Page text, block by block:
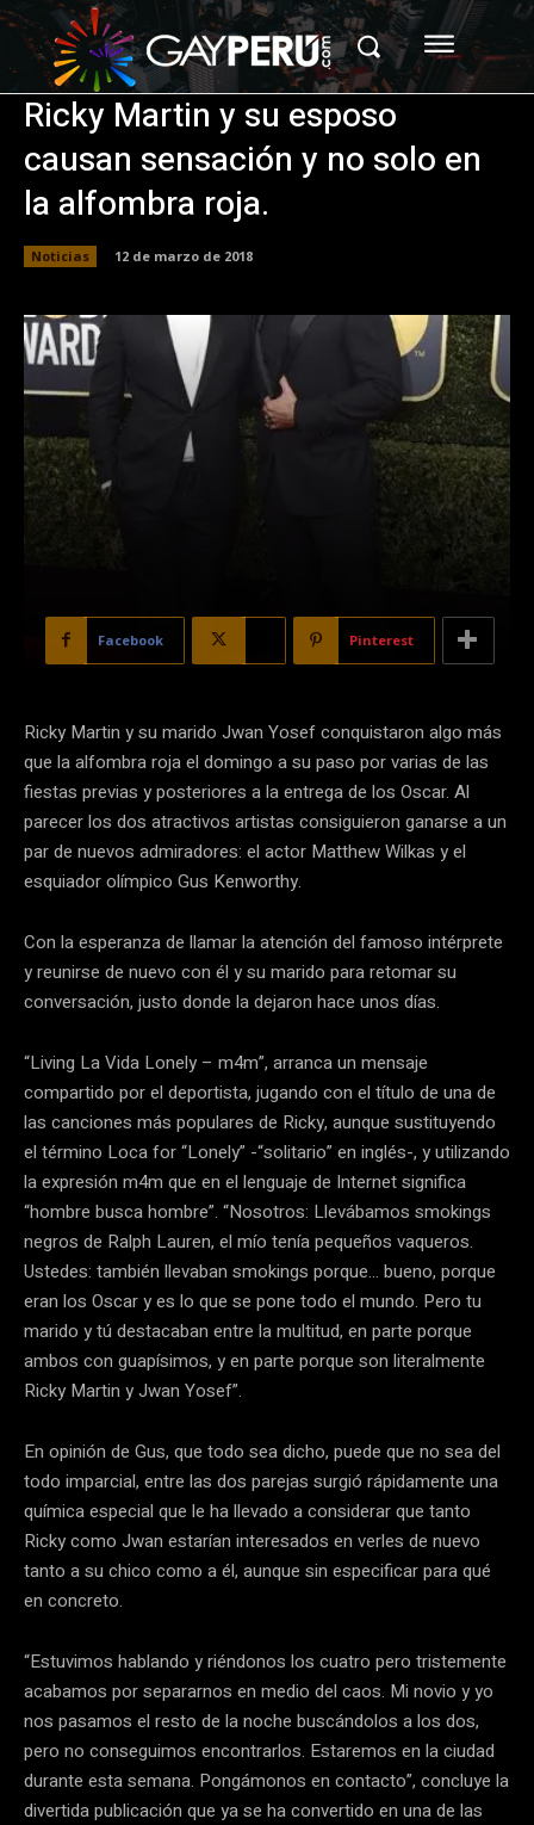
Ricky Martin y su esposo
causan sensación y no solo en
la alfombra roja.
Noticias 12 de marzo de 2018
Facebook Pinterest
Ricky Martin y su marido Jwan Yosef conquistaron algo más
que la alfombra roja el domingo a su paso por varias de las
fiestas previas y posteriores a la entrega de los Oscar. Al
parecer los dos atractivos artistas consiguieron ganarse a un
par de nuevos admiradores: el actor Matthew Wilkas y el
esquiador olímpico Gus Kenworthy.
Con la esperanza de llamar la atención del famoso intérprete
y reunirse de nuevo con él y su marido para retomar su
conversación, justo donde la dejaron hace unos días.
“Living La Vida Lonely – m4m”, arranca un mensaje
compartido por el deportista, jugando con el título de una de
las canciones más populares de Ricky, aunque sustituyendo
el término Loca for “Lonely” -“solitario” en inglés-, y utilizando
la expresión m4m que en el lenguaje de Internet significa
“hombre busca hombre”. “Nosotros: Llevábamos smokings
negros de Ralph Lauren, el mío tenía pequeños vaqueros.
Ustedes: también llevaban smokings porque… bueno, porque
eran los Oscar y es lo que se pone todo el mundo. Pero tu
marido y tú destacaban entre la multitud, en parte porque
ambos con guapísimos, y en parte porque son literalmente
Ricky Martin y Jwan Yosef”.
En opinión de Gus, que todo sea dicho, puede que no sea del
todo imparcial, entre las dos parejas surgió rápidamente una
química especial que le ha llevado a considerar que tanto
Ricky como Jwan estarían interesados en verles de nuevo
tanto a su chico como a él, aunque sin especificar para qué
en concreto.
“Estuvimos hablando y riéndonos los cuatro pero tristemente
acabamos por separarnos en medio del caos. Mi novio y yo
nos pasamos el resto de la noche buscándolos a los dos,
pero no conseguimos encontrarlos. Estaremos en la ciudad
durante esta semana. Pongámonos en contacto”, concluye la
divertida publicación que ya se ha convertido en una de las